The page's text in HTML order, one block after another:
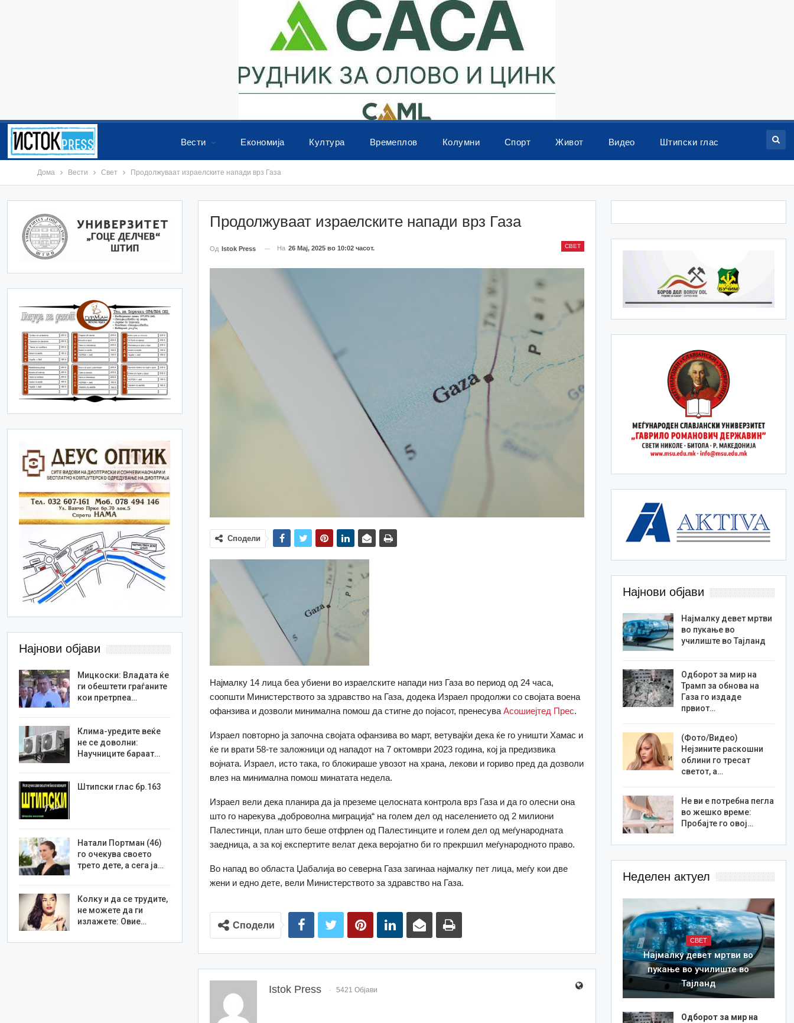
Вести Економија Култура Времеплов Колумни Спорт Живот Видео Штипски глас
Дома Вести Свет Продолжуваат израелските напади врз Газа
Продолжуваат израелските напади врз Газа
СВЕТ
Од Istok Press На 26 Мај, 2025 во 10:02 часот.
Сподели
Најмалку 14 лица беа убиени во израелските напади низ Газа во период од 24 часа,
соопшти Министерството за здравство на Газа, додека Израел продолжи со својата воена
офанзива и дозволи минимална помош да стигне до појасот, пренесуваАсошиејтед Прес.
Израел повторно ја започна својата офанзива во март, ветувајќи дека ќе го уништи Хамас и
ќе ги врати 58-те заложници од нападот на 7 октомври 2023 година, кој ја предизвика
војната. Израел, исто така, го блокираше увозот на храна, лекови и гориво пред да дозволи
влез на минимална помош минатата недела.
Израел вели дека планира да ја преземе целосната контрола врз Газа и да го олесни она
што го нарекува „доброволна миграција“ на голем дел од населението од 2 милиони
Палестинци, план што беше отфрлен од Палестинците и голем дел од меѓународната
заедница, а за кој експертите велат дека веројатно би го прекршил меѓународното право.
Во напад во областа Џабалија во северна Газа загинаа најмалку пет лица, меѓу кои две
жени и едно дете, вели Министерството за здравство на Газа.
Сподели
Istok Press 5421 Објави
Најнови објави
Најмалку девет мртви
во пукање во
училиште во Тајланд
Одборот за мир на
Трамп за обнова на
Газа го издаде
првиот…
(Фото/Видео)
Нејзините раскошни
облини го тресат
светот, а…
Не ви е потребна пегла
во жешко време:
Пробајте го овој…
Неделен актуел
СВЕТ
Најмалку девет мртви во
пукање во училиште во
Тајланд
Одборот за мир на
Најнови објави
Мицкоски: Владата ќе
ги обештети граѓаните
кои претрпеа…
Клима-уредите веќе
не се доволни:
Научниците бараат…
Штипски глас бр.163
Натали Портман (46)
го очекува своето
трето дете, а сега ја…
Колку и да се трудите,
не можете да ги
излажете: Овие…